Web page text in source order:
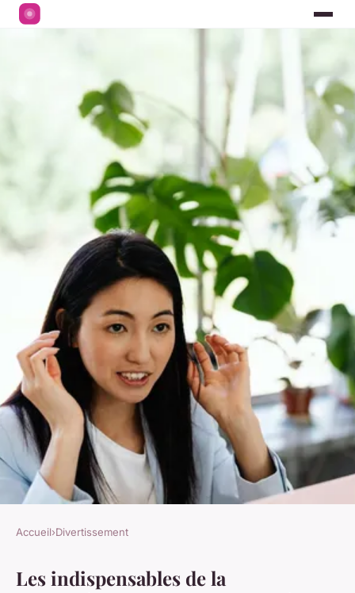
10 Incontournables Trésors de
Accueil›Divertissement
Les indispensables de la